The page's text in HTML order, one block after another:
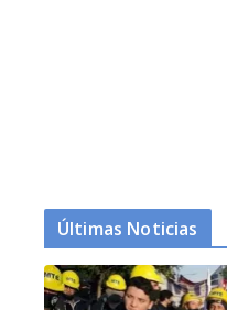
Últimas Noticias